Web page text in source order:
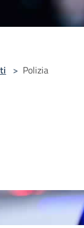
> Polizia